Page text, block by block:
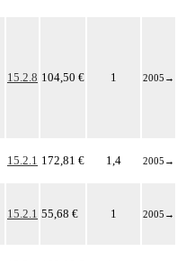
15.2.8 104,50 € 1 2005 →
15.2.1 172,81 € 1,4 2005 →
15.2.1 55,68 € 1 2005 →